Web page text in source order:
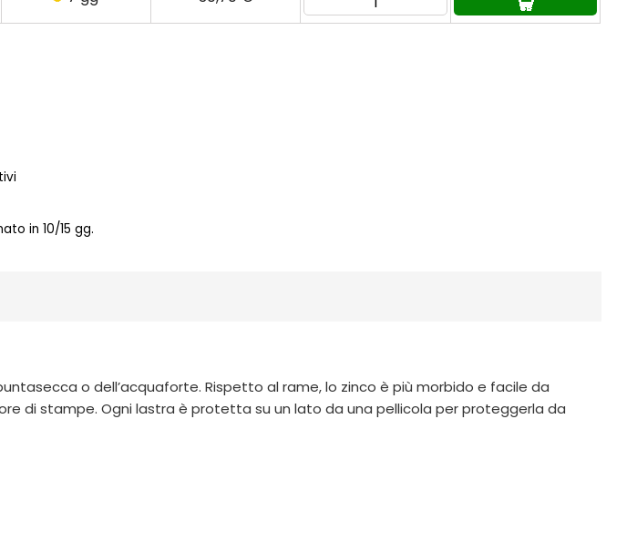
in 10/15 gg.
o dell’acquaforte. Rispetto al rame, lo zinco è più morbido e facile da
di stampe. Ogni lastra è protetta su un lato da una pellicola per proteggerla da